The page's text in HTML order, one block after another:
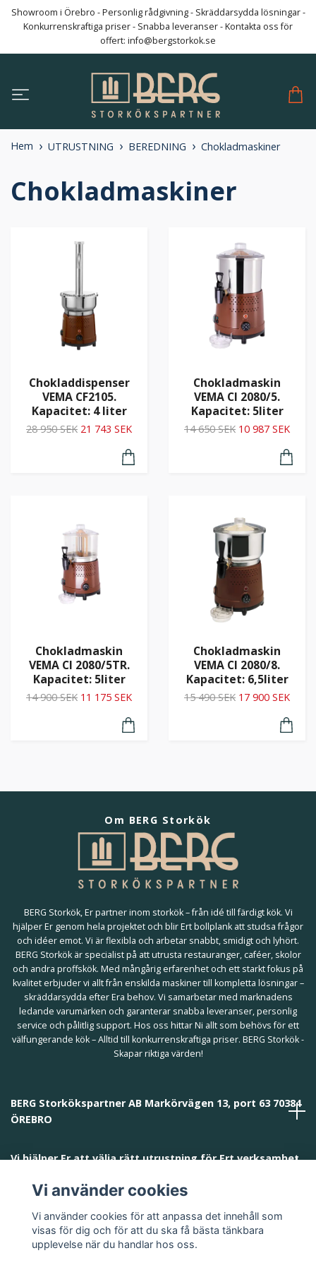
Showroom i Örebro - Personlig rådgivning - Skräddarsydda lösningar -
Konkurrenskraftiga priser - Snabba leveranser - Kontakta oss för
offert: info@bergstorkok.se
Hem UTRUSTNING BEREDNING Chokladmaskiner
Chokladmaskiner
Chokladdispenser
VEMA CF2105.
Kapacitet: 4 liter
28 950 SEK 21 743 SEK
Chokladmaskin
VEMA CI 2080/5.
Kapacitet: 5liter
14 650 SEK 10 987 SEK
Chokladmaskin
VEMA CI 2080/5TR.
Kapacitet: 5liter
14 900 SEK 11 175 SEK
Chokladmaskin
VEMA CI 2080/8.
Kapacitet: 6,5liter
15 490 SEK 17 900 SEK
Om BERG Storkök
BERG Storkök, Er partner inom storkök – från idé till färdigt kök. Vi
hjälper Er genom hela projektet och blir Ert bollplank att studsa frågor
och idéer emot. Vi är flexibla och arbetar snabbt, smidigt och lyhört.
BERG Storkök är specialist på att utrusta restauranger, caféer, skolor
och andra proffskök. Med mångårig erfarenhet och ett starkt fokus på
kvalitet erbjuder vi allt från enskilda maskiner till kompletta lösningar –
skräddarsydda efter Era behov. Vi samarbetar med marknadens
ledande varumärken och garanterar snabba leveranser, personlig
service och pålitlig support. Hos oss hittar Ni allt som behövs för ett
välfungerande kök – Alltid till konkurrenskraftiga priser. BERG Storkök -
Skapar riktiga värden!
BERG Storkökspartner AB Markörvägen 13, port 63 70384
ÖREBRO
Vi hjälper Er att välja rätt utrustning för Ert verksamhet
Vi använder cookies
Vi använder cookies för att anpassa det innehåll som
visas för dig och för att du ska få bästa tänkbara
upplevelse när du handlar hos oss.